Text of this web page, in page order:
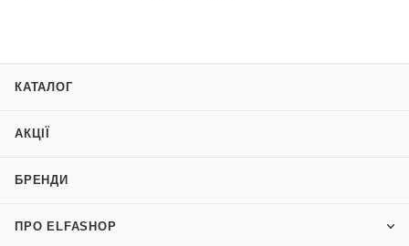
КАТАЛОГ
АКЦІЇ
БРЕНДИ
ПРО ELFASHOP